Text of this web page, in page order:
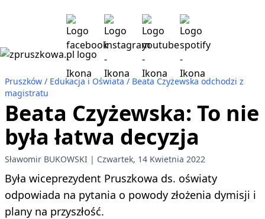
Pruszków Edukacja i Oświata
Beata Czyżewska odchodzi z
magistratu
Beata Czyżewska: To nie
była łatwa decyzja
Sławomir BUKOWSKI Czwartek, 14 Kwietnia 2022
Była wiceprezydent Pruszkowa ds. oświaty
odpowiada na pytania o powody złożenia dymisji i
plany na przyszłość.